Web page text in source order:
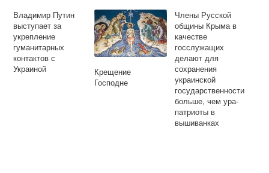
Владимир Путин
выступает за
укрепление
гуманитарных
контактов с
Украиной
Крещение
Господне
Члены Русской
общины Крыма в
качестве
госслужащих
делают для
сохранения
украинской
государственности
больше, чем ура-
патриоты в
вышиванках